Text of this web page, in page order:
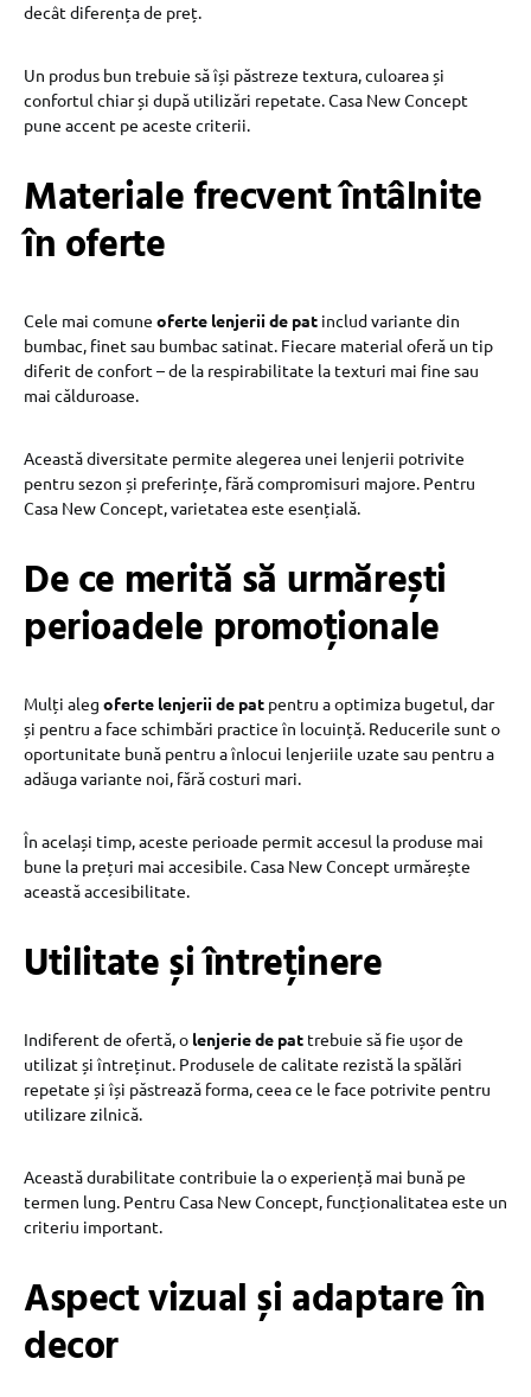
decât diferența de preț.
Un produs bun trebuie să își păstreze textura, culoarea și
confortul chiar și după utilizări repetate. Casa New Concept
pune accent pe aceste criterii.
Materiale frecvent întâlnite
în oferte
Cele mai comune oferte lenjerii de pat includ variante din
bumbac, finet sau bumbac satinat. Fiecare material oferă un tip
diferit de confort – de la respirabilitate la texturi mai fine sau
mai călduroase.
Această diversitate permite alegerea unei lenjerii potrivite
pentru sezon și preferințe, fără compromisuri majore. Pentru
Casa New Concept, varietatea este esențială.
De ce merită să urmărești
perioadele promoționale
Mulți aleg oferte lenjerii de pat pentru a optimiza bugetul, dar
și pentru a face schimbări practice în locuință. Reducerile sunt o
oportunitate bună pentru a înlocui lenjeriile uzate sau pentru a
adăuga variante noi, fără costuri mari.
În același timp, aceste perioade permit accesul la produse mai
bune la prețuri mai accesibile. Casa New Concept urmărește
această accesibilitate.
Utilitate și întreținere
Indiferent de ofertă, o lenjerie de pat trebuie să fie ușor de
utilizat și întreținut. Produsele de calitate rezistă la spălări
repetate și își păstrează forma, ceea ce le face potrivite pentru
utilizare zilnică.
Această durabilitate contribuie la o experiență mai bună pe
termen lung. Pentru Casa New Concept, funcționalitatea este un
criteriu important.
Aspect vizual și adaptare în
decor